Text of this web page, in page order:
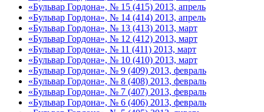
«Бульвар Гордона», № 15 (415) 2013, апрель
«Бульвар Гордона», № 14 (414) 2013, апрель
«Бульвар Гордона», № 13 (413) 2013, март
«Бульвар Гордона», № 12 (412) 2013, март
«Бульвар Гордона», № 11 (411) 2013, март
«Бульвар Гордона», № 10 (410) 2013, март
«Бульвар Гордона», № 9 (409) 2013, февраль
«Бульвар Гордона», № 8 (408) 2013, февраль
«Бульвар Гордона», № 7 (407) 2013, февраль
«Бульвар Гордона», № 6 (406) 2013, февраль